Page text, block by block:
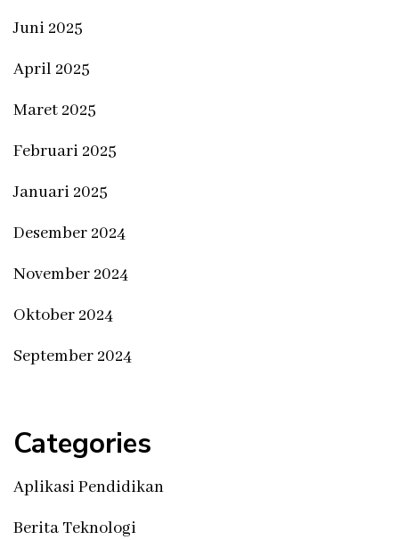
Juni 2025
April 2025
Maret 2025
Februari 2025
Januari 2025
Desember 2024
November 2024
Oktober 2024
September 2024
Categories
Aplikasi Pendidikan
Berita Teknologi